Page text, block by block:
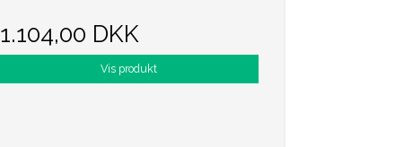
1.104,00 DKK
Vis produkt